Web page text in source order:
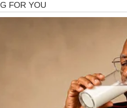
OVO DEŠAVA
kroz period tokom kojeg ste